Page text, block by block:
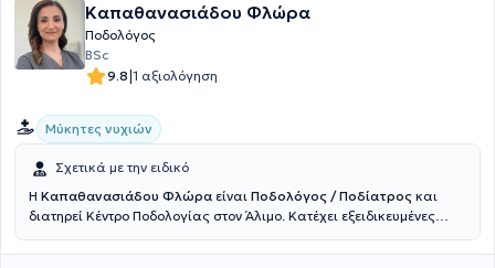
Καπαθανασιάδου Φλώρα
Ποδολόγος
BSc
9.8|1 αξιολόγηση
Μύκητες νυχιών
Σχετικά με την ειδικό
Η Καπαθανασιάδου Φλώρα είναι Ποδολόγος / Ποδίατρος και
διατηρεί Κέντρο Ποδολογίας στον Άλιμο. Κατέχει εξειδικευμένες
επαγγελματίας υγείας αφοσιωμένη στη διάγνωση και θεραπεία